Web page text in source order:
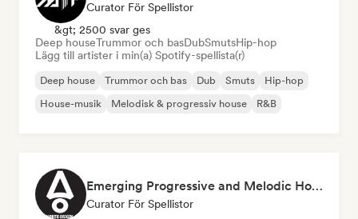
Curator För Spellistor
&gt; 2500 svar ges
Deep houseTrummor och basDubSmutsHip-hop
Lägg till artister i min(a) Spotify-spellista(r)
Deep house Trummor och bas Dub Smuts
Hip-hop
House-musik
Melodisk & progressiv house R&B
Emerging Progressive and Melodic House Artists
Curator För Spellistor